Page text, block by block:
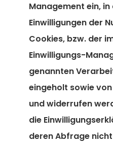
Management ein, in
Einwilligungen der
Cookies, bzw. der
Einwilligungs-
genannten
eingeholt sowie
und widerrufen
die
deren Abfrage